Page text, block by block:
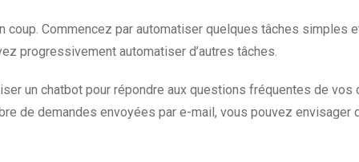
coup. Commencez par automatiser quelques tâches simples
progressivement automatiser d’autres tâches.
un chatbot pour répondre aux questions fréquentes de
de demandes envoyées par e-mail, vous pouvez envisager